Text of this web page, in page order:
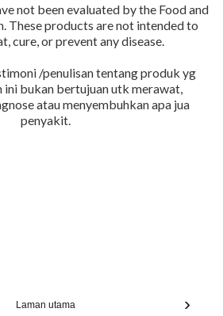
not been evaluated by the Food and
These products are not intended to
cure, or prevent any disease.
/penulisan tentang produk yg
ini bukan bertujuan utk merawat,
atau menyembuhkan apa jua
penyakit.
›
Laman utama